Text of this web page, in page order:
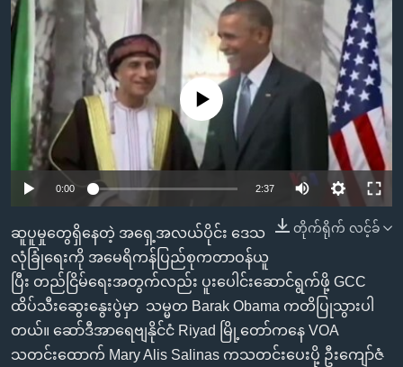
ကျော်
ကြည့်
ရန်
ပင်မ
စာမျက်နှာ
ကျော်
ကြည့်
ရန်
ရှာဖွေ
ရန်
နေရာ
သို့
အမေရိကန်သုံးအီဒီယံ
မကြေးမုံရဲ့ အင်္ဂလိပ်စာ
ရုပ်ရှင်ထဲက အင်္ဂလိပ်စာ
သုတပဒေသာ အင်္ဂလိပ်စာ
အပတ်စဉ်ကဏ္ဍများ
ရေဒီယို
တီဗွီ
ရေဒီယိုနှင့်ရုပ်သံ အချက်အလက်များ
ရေဒီယို/တီဗွီအစီအစဉ်
Learning English
ဗွီအိုအေ လူမှုကွန်ယက်များ
ဘာသာစကားများ
No media source currently available
0:00 2:37
တိုက်ရိုက် လင့်ခ်
ဆူပူမှုတွေရှိနေတဲ့ အရှေ့အလယ်ပိုင်း ဒေသ
လုံခြုံရေးကို အမေရိကန်ပြည်စုကတာဝန်ယူ
ပြီး တည်ငြိမ်ရေးအတွက်လည်း ပူးပေါင်းဆောင်ရွက်ဖို့ GCC
ထိပ်သီးဆွေးနွေးပွဲမှာ သမ္မတ Barak Obama ကတိပြုသွားပါ
တယ်။ ဆော်ဒီအာရေဗျနိုင်ငံ Riyad မြို့တော်ကနေ VOA
သတင်းထောက် Mary Alis Salinas ကသတင်းပေးပို့ ဦးကျော်ဇံ